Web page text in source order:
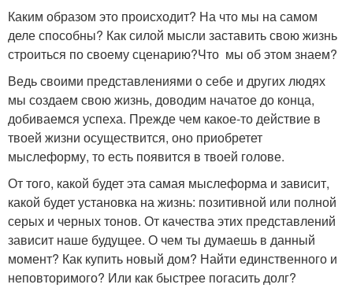
Каким образом это происходит? На что мы на самом
деле способны? Как силой мысли заставить свою жизнь
строиться по своему сценарию?Что мы об этом знаем?
Ведь своими представлениями о себе и других людях
мы создаем свою жизнь, доводим начатое до конца,
добиваемся успеха. Прежде чем какое-то действие в
твоей жизни осуществится, оно приобретет
мыслеформу, то есть появится в твоей голове.
От того, какой будет эта самая мыслеформа и зависит,
какой будет установка на жизнь: позитивной или полной
серых и черных тонов. От качества этих представлений
зависит наше будущее. О чем ты думаешь в данный
момент? Как купить новый дом? Найти единственного и
неповторимого? Или как быстрее погасить долг?